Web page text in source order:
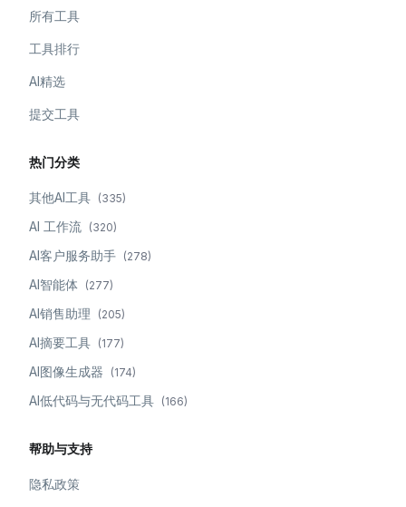
所有工具
工具排行
AI精选
提交工具
热门分类
其他AI工具 (335)
AI 工作流 (320)
AI客户服务助手 (278)
AI智能体 (277)
AI销售助理 (205)
AI摘要工具 (177)
AI图像生成器 (174)
AI低代码与无代码工具 (166)
帮助与支持
隐私政策